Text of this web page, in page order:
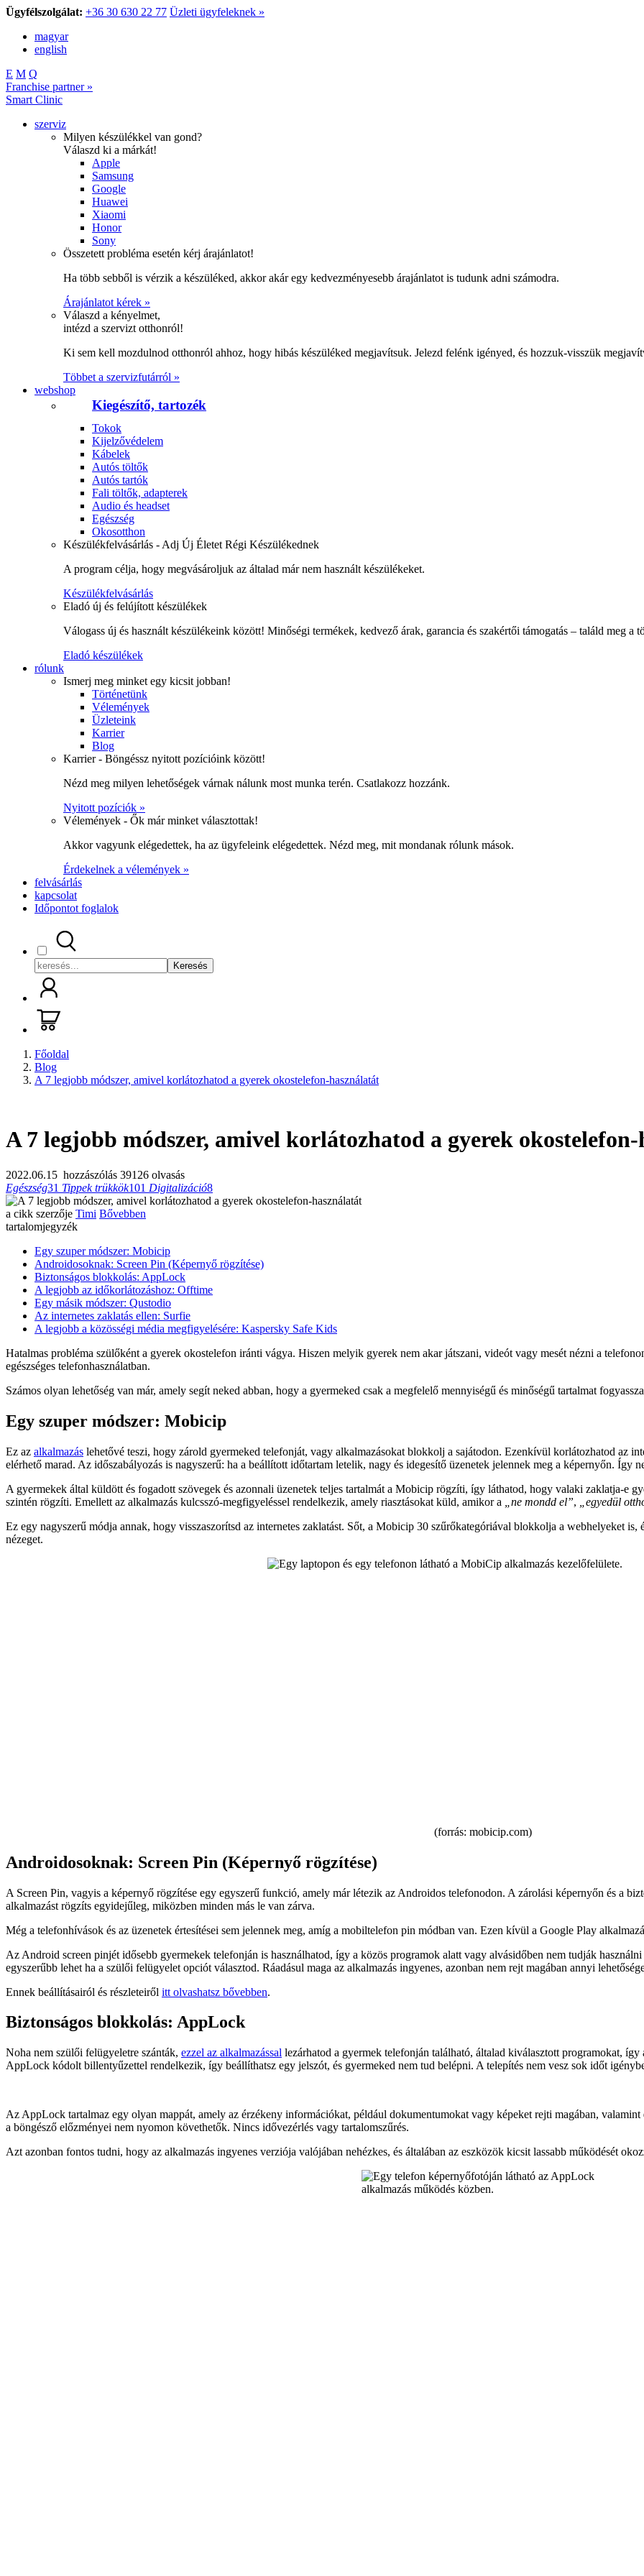
Ügyfélszolgálat: +36 30 630 22 77 Üzleti ügyfeleknek »
magyar
english
E M Q
Franchise partner »
Smart Clinic
szerviz
Milyen készülékkel van gond?
Válaszd ki a márkát!
Apple
Samsung
Google
Huawei
Xiaomi
Honor
Sony
Összetett probléma esetén kérj árajánlatot!
Ha több sebből is vérzik a készüléked, akkor akár egy kedvezményesebb árajánlatot is tudunk adni számodra.
Árajánlatot kérek »
Válaszd a kényelmet,
intézd a szervizt otthonról!
Ki sem kell mozdulnod otthonról ahhoz, hogy hibás készüléked megjavítsuk. Jelezd felénk igényed, és hozzuk-visszük
Többet a szervizfutárról »
webshop
Kiegészítő, tartozék
Tokok
Kijelzővédelem
Kábelek
Autós töltők
Autós tartók
Fali töltők, adapterek
Audio és headset
Egészség
Okosotthon
Készülékfelvásárlás - Adj Új Életet Régi Készülékednek
A program célja, hogy megvásároljuk az általad már nem használt készülékeket.
Készülékfelvásárlás
Eladó új és felújított készülékek
Válogass új és használt készülékeink között! Minőségi termékek, kedvező árak, garancia és szakértői támogatás – találd meg a
Eladó készülékek
rólunk
Ismerj meg minket egy kicsit jobban!
Történetünk
Vélemények
Üzleteink
Karrier
Blog
Karrier - Böngéssz nyitott pozícióink között!
Nézd meg milyen lehetőségek várnak nálunk most munka terén. Csatlakozz hozzánk.
Nyitott pozíciók »
Vélemények - Ők már minket választottak!
Akkor vagyunk elégedettek, ha az ügyfeleink elégedettek. Nézd meg, mit mondanak rólunk mások.
Érdekelnek a vélemények »
felvásárlás
kapcsolat
Időpontot foglalok
Keresés
Főoldal
Blog
A 7 legjobb módszer, amivel korlátozhatod a gyerek okostelefon-használatát
A 7 legjobb módszer, amivel korlátozhatod a gyerek
2022.06.15 hozzászólás 39126 olvasás
Egészség31 Tippek trükkök101 Digitalizáció8
a cikk szerzője Timi Bővebben
tartalomjegyzék
Egy szuper módszer: Mobicip
Androidosoknak: Screen Pin (Képernyő rögzítése)
Biztonságos blokkolás: AppLock
A legjobb az időkorlátozáshoz: Offtime
Egy másik módszer: Qustodio
Az internetes zaklatás ellen: Surfie
A legjobb a közösségi média megfigyelésére: Kaspersky Safe Kids
Hatalmas probléma szülőként a gyerek okostelefon iránti vágya. Hiszen melyik gyerek nem akar játszani, videót vagy mesét nézni a
egészséges telefonhasználatban.
Számos olyan lehetőség van már, amely segít neked abban, hogy a gyermeked csak a megfelelő mennyiségű és minőségű tartalmat
Egy szuper módszer: Mobicip
Ez az alkalmazás lehetővé teszi, hogy zárold gyermeked telefonját, vagy alkalmazásokat blokkolj a sajátodon. Ezenkívül korlátozhatod az
elérhető marad. Az időszabályozás is nagyszerű: ha a beállított időtartam letelik, nagy és idegesítő üzenetek jelennek meg a képernyőn. Így
A gyermekek által küldött és fogadott szövegek és azonnali üzenetek teljes tartalmát a Mobicip rögzíti, így láthatod, hogy valaki zaklatja-e
szintén rögzíti. Emellett az alkalmazás kulcsszó-megfigyeléssel rendelkezik, amely riasztásokat küld, amikor a
„ne mondd el”, „egyedül
Ez egy nagyszerű módja annak, hogy visszaszorítsd az internetes zaklatást. Sőt, a Mobicip 30 szűrőkategóriával blokkolja a webhelyeket
nézeget.
(forrás: mobicip.com)
Androidosoknak: Screen Pin (Képernyő rögzítése)
A Screen Pin, vagyis a képernyő rögzítése egy egyszerű funkció, amely már létezik az Androidos telefonodon. A zárolási képernyőn és a
alkalmazást rögzíts egyidejűleg, miközben minden más le van zárva.
Még a telefonhívások és az üzenetek értesítései sem jelennek meg, amíg a mobiltelefon pin módban van. Ezen kívül a Google Play
Az Android screen pinjét idősebb gyermekek telefonján is használhatod, így a közös programok alatt vagy alvásidőben nem tudják
egyszerűbb lehet ha a szülői felügyelet opciót választod. Ráadásul maga az alkalmazás ingyenes, azonban nem rejt magában annyi
Ennek beállításairól és részleteiről itt olvashatsz bővebben.
Biztonságos blokkolás: AppLock
Noha nem szülői felügyeletre szánták, ezzel az alkalmazással lezárhatod a gyermek telefonján található, általad kiválasztott programokat,
AppLock kódolt billentyűzettel rendelkezik, így beállíthatsz egy jelszót, és gyermeked nem tud belépni. A telepítés nem vesz sok időt
Az AppLock tartalmaz egy olyan mappát, amely az érzékeny információkat, például dokumentumokat vagy képeket rejti magában,
a böngésző előzményei nem nyomon követhetők. Nincs idővezérlés vagy tartalomszűrés.
Azt azonban fontos tudni, hogy az alkalmazás ingyenes verziója valójában nehézkes, és általában az eszközök kicsit lassabb működését